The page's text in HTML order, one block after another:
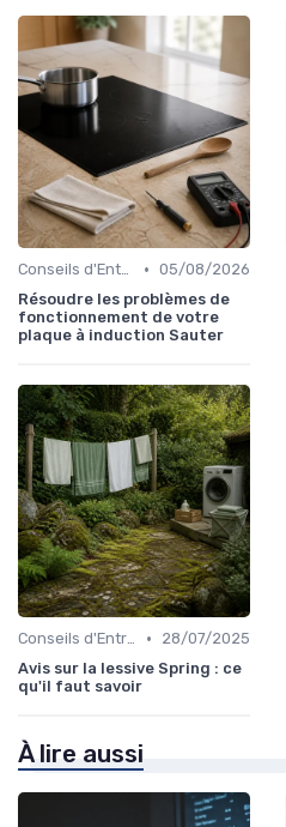
Conseils d'Entretien • 05/08/2026
Résoudre les problèmes de
fonctionnement de votre
plaque à induction Sauter
Conseils d'Entretien •
28/07/2025
Avis sur la lessive Spring : ce
qu'il faut savoir
À lire aussi